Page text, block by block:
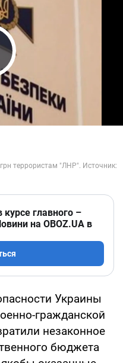
Video
главного –
на OBOZ.UA в
Украины
гражданской
незаконное
бюджета